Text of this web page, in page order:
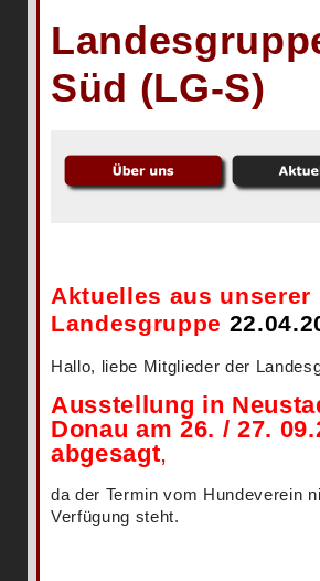
Süd (LG-S)
Aktuelles aus unserer
Landesgruppe
Hallo, liebe Mitglieder der
Ausstellung in
Donau am 26. / 27.
abgesagt,
da der Termin vom Hundeverein
Verfügung steht.